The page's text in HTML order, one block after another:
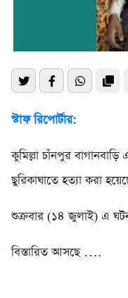
স্টাফ রিপোর্টার:
কুমিল্লা চাঁনপুর
ছুরিকাঘাতে হত্যা করা
শুক্রবার (১৪ জুলাই) এ
বিস্তারিত আসছে ….